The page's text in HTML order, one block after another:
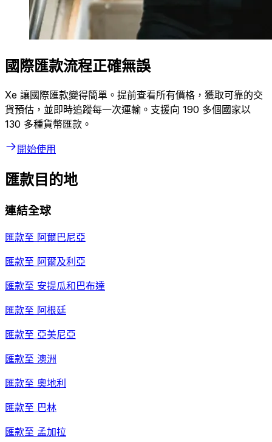
國際匯款流程正確無誤
Xe 讓國際匯款變得簡單。提前查看所有價格，獲取可靠的交
貨預估，並即時追蹤每一次運輸。支援向 190 多個國家以
130 多種貨幣匯款。
開始使用
匯款目的地
連結全球
匯款至 阿爾巴尼亞
匯款至 阿爾及利亞
匯款至 安提瓜和巴布達
匯款至 阿根廷
匯款至 亞美尼亞
匯款至 澳洲
匯款至 奧地利
匯款至 巴林
匯款至 孟加拉